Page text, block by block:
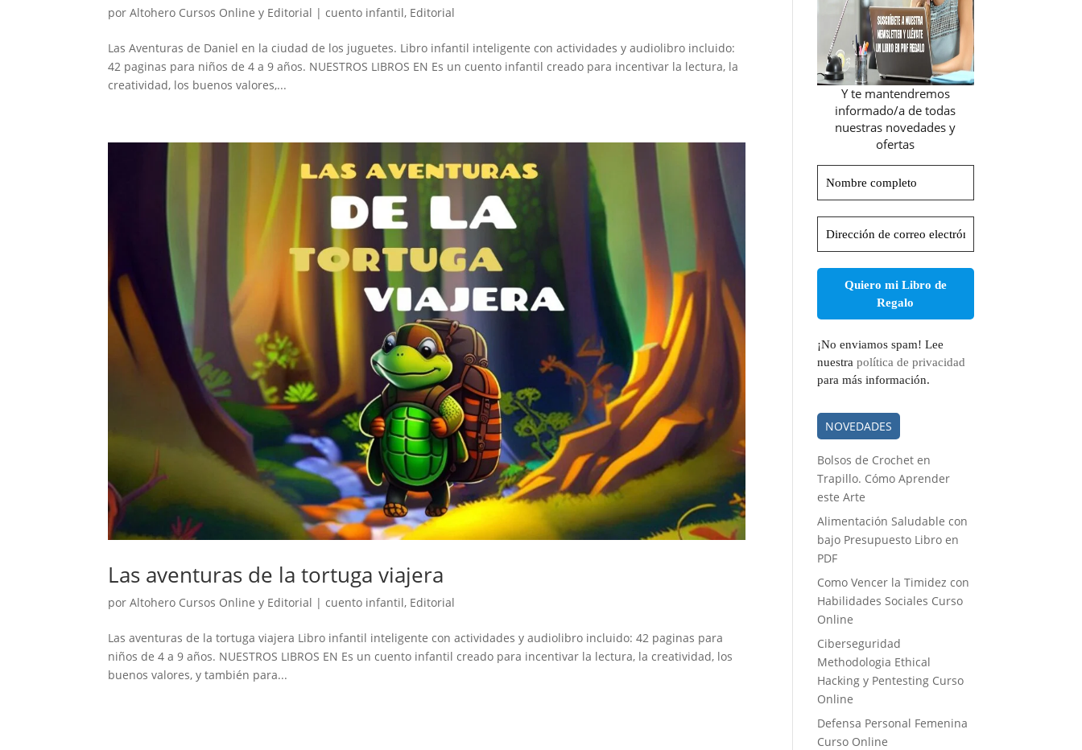
porAltohero Cursos Online y Editorial |cuento infantil, Editorial
Las Aventuras de Daniel en la ciudad de los juguetes. Libro infantil inteligente con actividades y audiolibro incluido:
42 paginas para niños de 4 a 9 años. NUESTROS LIBROS EN Es un cuento infantil creado para incentivar la lectura, la
creatividad, los buenos valores,...
Las aventuras de la tortuga viajera
porAltohero Cursos Online y Editorial |cuento infantil, Editorial
Las aventuras de la tortuga viajera Libro infantil inteligente con actividades y audiolibro incluido: 42 paginas para
niños de 4 a 9 años. NUESTROS LIBROS EN Es un cuento infantil creado para incentivar la lectura, la creatividad, los
buenos valores, y también para...
Y te mantendremos
informado/a de todas
nuestras novedades y
ofertas
completo
de
correo
electrónico
¡No enviamos spam! Lee
nuestrapolítica de privacidad
para más información.
NOVEDADES
Bolsos de Crochet en
Trapillo. Cómo Aprender
este Arte
Alimentación Saludable con
bajo Presupuesto Libro en
PDF
Como Vencer la Timidez con
Habilidades Sociales Curso
Online
Ciberseguridad
Methodologia Ethical
Hacking y Pentesting Curso
Online
Defensa Personal Femenina
Curso Online